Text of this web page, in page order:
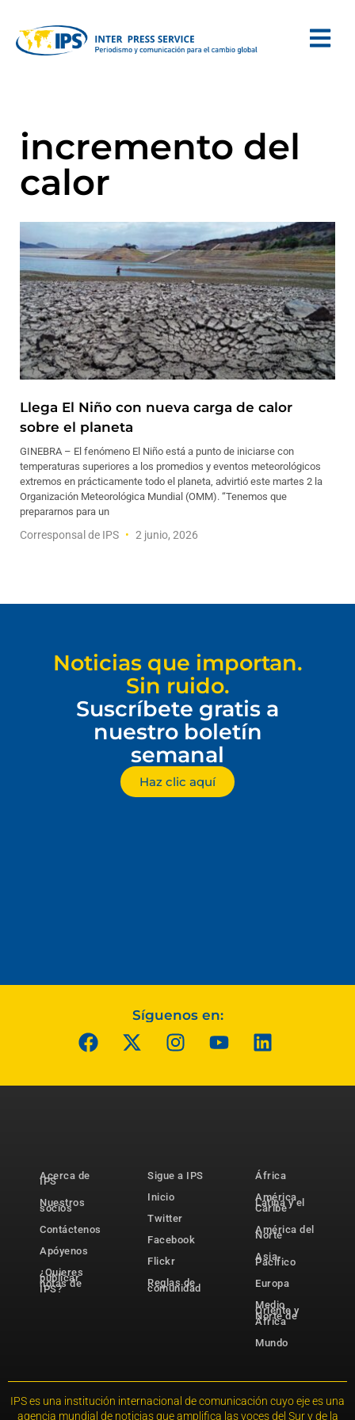
incremento del
calor
Llega El Niño con nueva carga de calor
sobre el planeta
GINEBRA – El fenómeno El Niño está a punto de iniciarse con
temperaturas superiores a los promedios y eventos meteorológicos
extremos en prácticamente todo el planeta, advirtió este martes 2 la
Organización Meteorológica Mundial (OMM). “Tenemos que
prepararnos para un
Corresponsal de IPS 2 junio, 2026
Noticias que importan.
Sin ruido.
Suscríbete gratis a
nuestro boletín
semanal
Haz clic aquí
Síguenos en:
Acerca de
IPS
Nuestros
socios
Contáctenos
Apóyenos
¿Quieres
publicar
notas de
IPS?
Sigue a IPS
Inicio
Twitter
Facebook
Flickr
Reglas de
comunidad
África
América
Latina y el
Caribe
América del
Norte
Asia-
Pacífico
Europa
Medio
Oriente y
Norte de
África
Mundo
IPS es una institución internacional de comunicación cuyo eje es una
agencia mundial de noticias que amplifica las voces del Sur y de la